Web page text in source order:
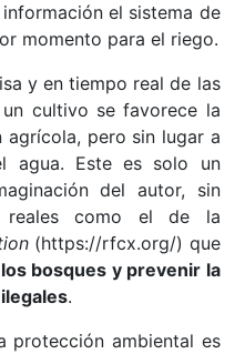
el sistema de
momento para el riego.
y en tiempo real de las
cultivo se favorece la
pero sin lugar a
agua. Este es solo un
del autor, sin
reales como el de la
(https://rfcx.org/) que
bosques y prevenir la
.
protección ambiental es